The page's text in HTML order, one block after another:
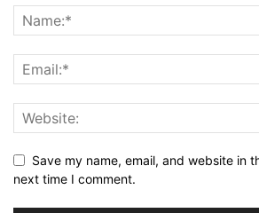
Save my name, email, and website in
next time I comment.